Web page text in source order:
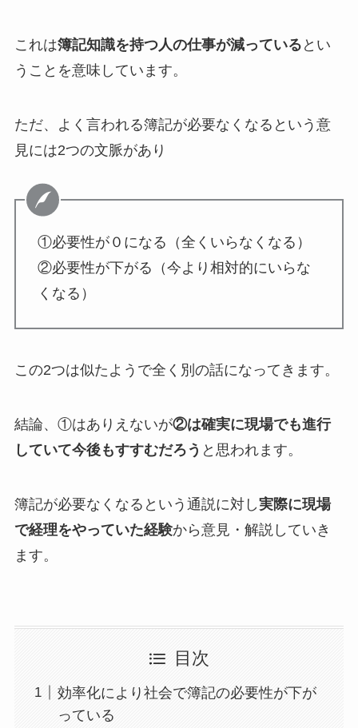
これは簿記知識を持つ人の仕事が減っている とい
うことを意味しています。
ただ、よく言われる簿記が必要なくなるという意
見には2つの文脈があり
①必要性が０になる（全くいらなくなる）
②必要性が下がる（今より相対的にいらな
くなる）
この2つは似たようで全く別の話になってきます。
結論、①はありえないが②は確実に現場でも進行
していて今後もすすむだろう と思われます。
簿記が必要なくなるという通説に対し実際に現場
で経理をやっていた経験から意見・解説していき
ます。
目次
効率化により社会で簿記の必要性が下が
っている